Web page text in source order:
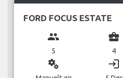
FORD FOCUS ESTATE
group
5
business_center
4
miscellaneous_services login